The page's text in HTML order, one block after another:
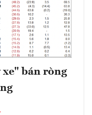
bán ròng